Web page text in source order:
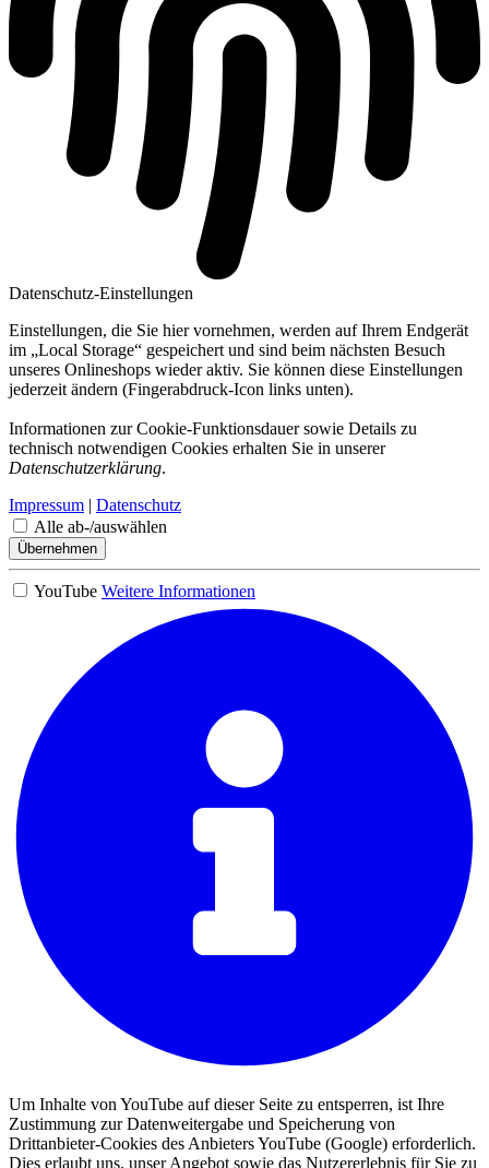
Datenschutz-Einstellungen
Einstellungen, die Sie hier vornehmen, werden auf Ihrem Endgerät
im „Local Storage“ gespeichert und sind beim nächsten Besuch
unseres Onlineshops wieder aktiv. Sie können diese Einstellungen
jederzeit ändern (Fingerabdruck-Icon links unten).
Informationen zur Cookie-Funktionsdauer sowie Details zu
technisch notwendigen Cookies erhalten Sie in unserer
Datenschutzerklärung.
Impressum | Datenschutz
Alle ab-/auswählen
Übernehmen
YouTube Weitere Informationen
Um Inhalte von YouTube auf dieser Seite zu entsperren, ist Ihre
Zustimmung zur Datenweitergabe und Speicherung von
Drittanbieter-Cookies des Anbieters YouTube (Google) erforderlich.
Dies erlaubt uns, unser Angebot sowie das Nutzererlebnis für Sie zu